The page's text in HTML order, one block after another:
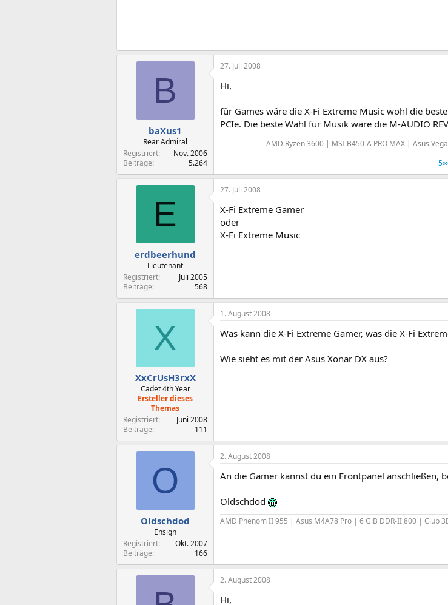
B
baXus1
Rear Admiral
Registriert
Nov. 2006
Beiträge
5.264
27. Juli 2008
Hi,
für Games wäre die X-Fi Extreme Music wohl die
PCIe. Die beste Wahl für Musik wäre die M-AUDIO
AMD Ryzen 3600 | MSI B450-A PRO MAX | Asus
E
erdbeerhund
Lieutenant
Registriert
Juli 2005
Beiträge
568
27. Juli 2008
X-Fi Extreme Gamer
oder
X-Fi Extreme Music
X
XxCrUsH3rxX
Cadet 4th Year
Ersteller dieses
Themas
Registriert
Juni 2008
Beiträge
111
1. August 2008
Was kann die X-Fi Extreme Gamer, was die X-Fi
Wie sieht es mit der Asus Xonar DX aus?
O
Oldschdod
Ensign
Registriert
Okt. 2007
Beiträge
166
2. August 2008
An die Gamer kannst du ein Frontpanel anschließen,
Oldschdod
AMD Phenom II 955 | Asus M4A78 Pro | 6 GiB DDR-II 800 | Club
2. August 2008
Hi,